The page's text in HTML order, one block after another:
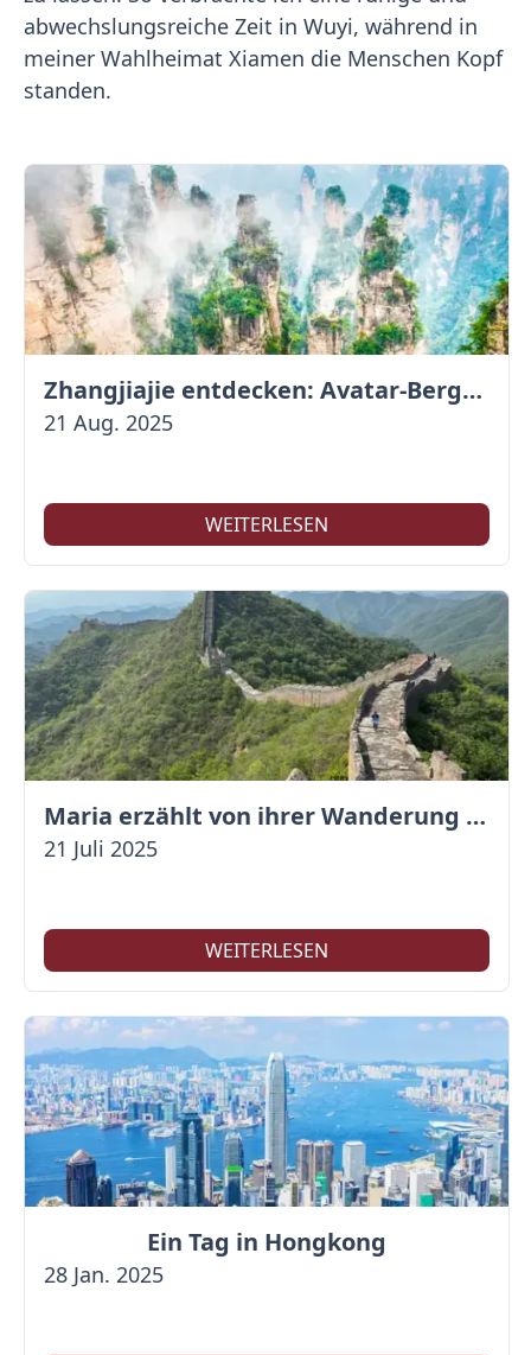
abwechslungsreiche Zeit in Wuyi, während in
meiner Wahlheimat Xiamen die Menschen Kopf
standen.
Zhangjiajie entdecken: Avatar-Berge & Altstadt von Fenghuang
21 Aug. 2025
WEITERLESEN
Maria erzählt von ihrer Wanderung auf der Großen Mauer
21 Juli 2025
WEITERLESEN
Ein Tag in Hongkong
28 Jan. 2025